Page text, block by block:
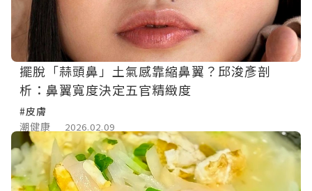
擺脫「蒜頭鼻」土氣感靠縮鼻翼？邱浚彥剖
析：鼻翼寬度決定五官精緻度
#皮膚
潮健康
2026.02.09